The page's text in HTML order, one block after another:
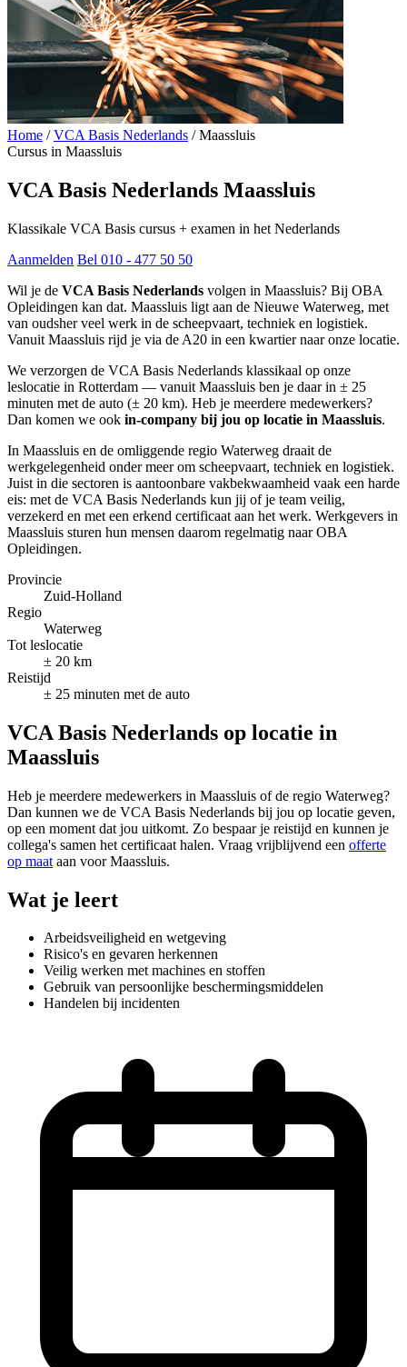
Home / VCA Basis Nederlands / Maassluis
Cursus in Maassluis
VCA Basis Nederlands Maassluis
Klassikale VCA Basis cursus + examen in het Nederlands
Aanmelden Bel 010 - 477 50 50
Wil je de VCA Basis Nederlands volgen in Maassluis? Bij OBA
Opleidingen kan dat. Maassluis ligt aan de Nieuwe Waterweg, met
van oudsher veel werk in de scheepvaart, techniek en logistiek.
Vanuit Maassluis rijd je via de A20 in een kwartier naar onze locatie.
We verzorgen de VCA Basis Nederlands klassikaal op onze
leslocatie in Rotterdam — vanuit Maassluis ben je daar in ± 25
minuten met de auto (± 20 km). Heb je meerdere medewerkers?
Dan komen we ook in-company bij jou op locatie in Maassluis.
In Maassluis en de omliggende regio Waterweg draait de
werkgelegenheid onder meer om scheepvaart, techniek en logistiek.
Juist in die sectoren is aantoonbare vakbekwaamheid vaak een harde
eis: met de VCA Basis Nederlands kun jij of je team veilig,
verzekerd en met een erkend certificaat aan het werk. Werkgevers in
Maassluis sturen hun mensen daarom regelmatig naar OBA
Opleidingen.
Provincie
Zuid-Holland
Regio
Waterweg
Tot leslocatie
± 20 km
Reistijd
± 25 minuten met de auto
VCA Basis Nederlands op locatie in
Maassluis
Heb je meerdere medewerkers in Maassluis of de regio Waterweg?
Dan kunnen we de VCA Basis Nederlands bij jou op locatie geven,
op een moment dat jou uitkomt. Zo bespaar je reistijd en kunnen je
collega's samen het certificaat halen. Vraag vrijblijvend een offerte
op maat aan voor Maassluis.
Wat je leert
Arbeidsveiligheid en wetgeving
Risico's en gevaren herkennen
Veilig werken met machines en stoffen
Gebruik van persoonlijke beschermingsmiddelen
Handelen bij incidenten